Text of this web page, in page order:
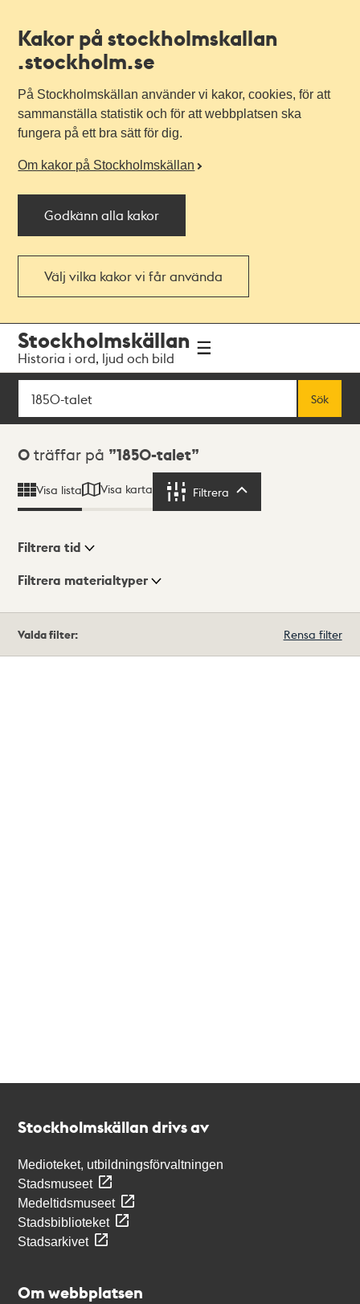
Kakor på stockholmskallan
.stockholm.se
På Stockholmskällan använder vi kakor, cookies, för att
sammanställa statistik och för att webbplatsen ska
fungera på ett bra sätt för dig.
Om kakor på Stockholmskällan
Godkänn alla kakor
Välj vilka kakor vi får använda
navigationen
huvudinnehållet
Stockholmskällan
Historia i ord, ljud och bild
Sök
Sök
Sökresultat
0 träffar på 1850-talet
Visa lista Visa karta Filtrera
Visningsläge
Filtrera tid
Filtrera materialtyper
träffar
Valda filter: Rensa filter
Stockholmskällan drivs av
Medioteket, utbildningsförvaltningen
Stadsmuseet
Medeltidsmuseet
Stadsbiblioteket
Stadsarkivet
Om webbplatsen